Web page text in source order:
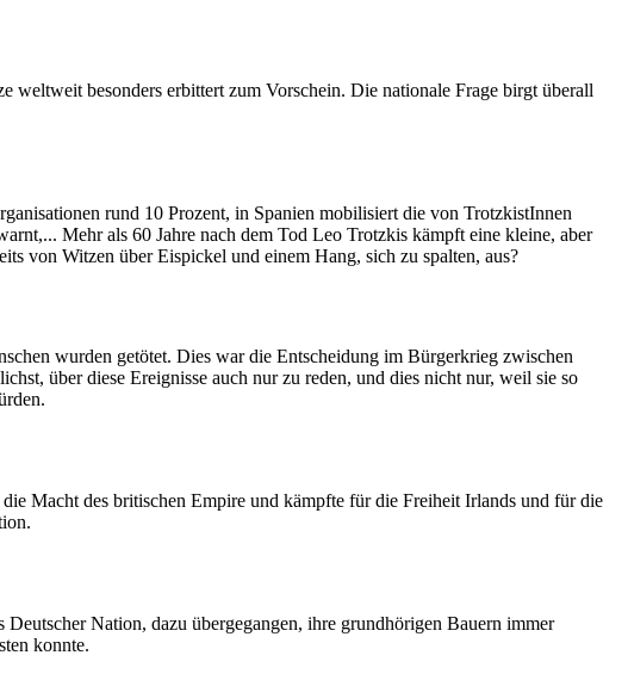
weltweit besonders erbittert zum Vorschein. Die nationale Frage birgt überall
rund 10 Prozent, in Spanien mobilisiert die von TrotzkistInnen
Mehr als 60 Jahre nach dem Tod Leo Trotzkis kämpft eine kleine, aber
von Witzen über Eispickel und einem Hang, sich zu spalten, aus?
wurden getötet. Dies war die Entscheidung im Bürgerkrieg zwischen
über diese Ereignisse auch nur zu reden, und dies nicht nur, weil sie so
Macht des britischen Empire und kämpfte für die Freiheit Irlands und für die
Nation, dazu übergegangen, ihre grundhörigen Bauern immer
konnte.